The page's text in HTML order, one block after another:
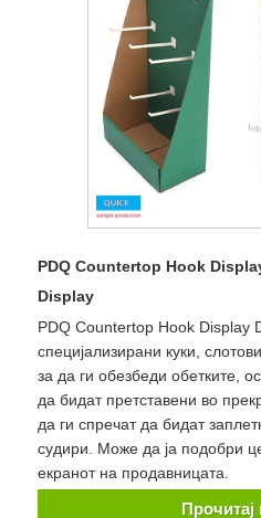
PDQ Countertop Hook
Display
PDQ Countertop Hook Display
специјализирани куки,
за да ги обезбеди обетките,
да бидат претставени во
да ги спречат да бидат
судири. Може да ја подобри
екранот на продавницата.
Прочитај